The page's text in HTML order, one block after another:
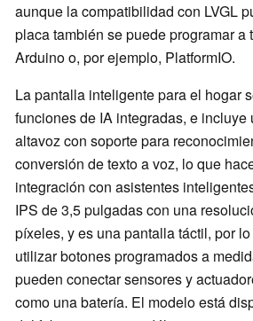
aunque la compatibilidad con LVGL
placa también se puede programar a
Arduino o, por ejemplo, PlatformIO.
La pantalla inteligente para el hogar
funciones de IA integradas, e incluye
altavoz con soporte para
conversión de texto a voz, lo que
integración con asistentes
IPS de 3,5 pulgadas con una
píxeles, y es una pantalla táctil, por
utilizar botones programados a
pueden conectar sensores y
como una batería. El modelo está